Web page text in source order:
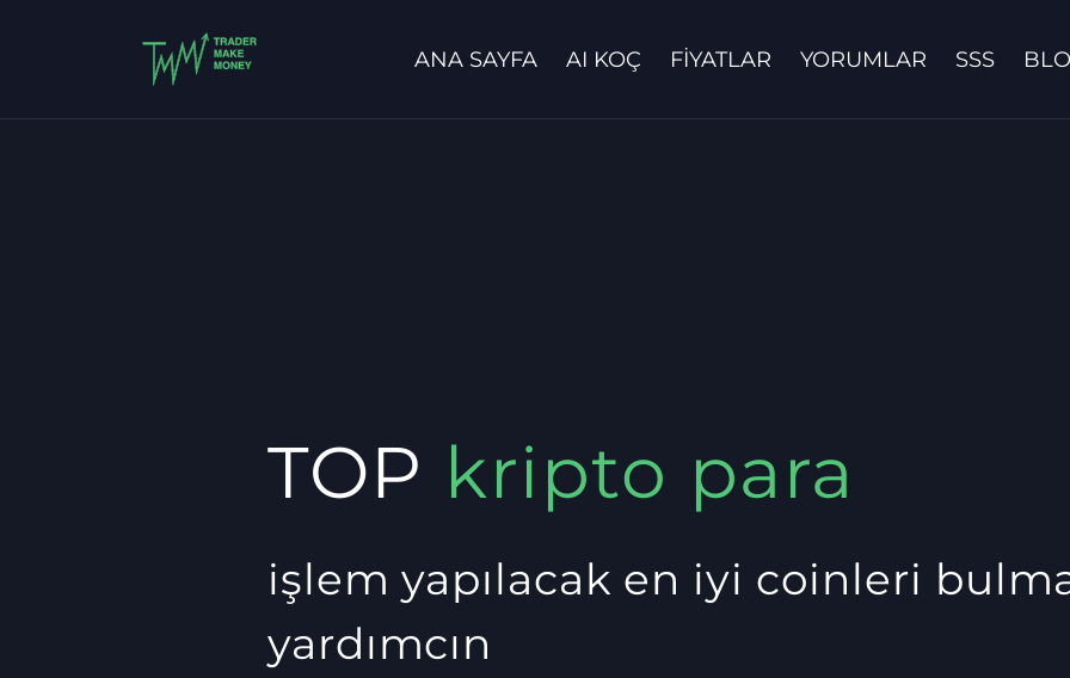
ANA SAYFA AI KOÇ FIYATLAR YORUMLAR SSS
TOP kripto para
işlem yapılacak en iyi coinleri
yardımcın